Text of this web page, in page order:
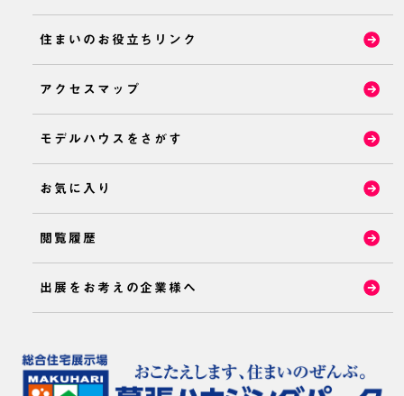
住まいのお役立ちリンク
アクセスマップ
モデルハウスをさがす
お気に入り
閲覧履歴
出展をお考えの企業様へ